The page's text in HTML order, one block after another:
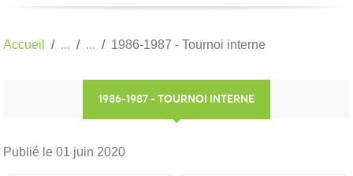
Accueil 1986-1987 - Tournoi interne
1986-1987 - TOURNOI INTERNE
Publié le 01 juin 2020